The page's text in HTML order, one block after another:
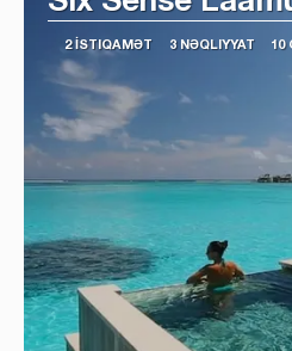
2 İSTIQAMƏT 3 NƏQLIYYAT 10